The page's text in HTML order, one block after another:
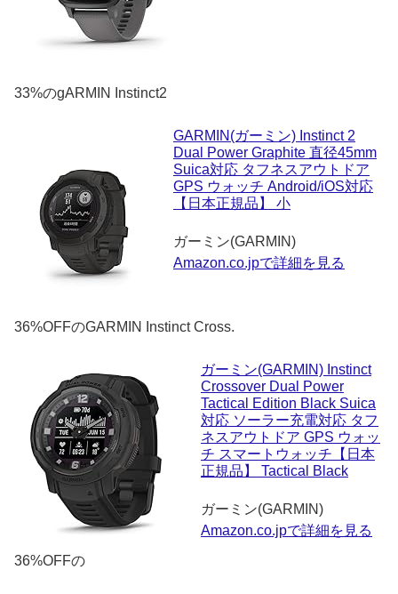
33%のgARMIN Instinct2
GARMIN(ガーミン) Instinct 2
Dual Power Graphite 直径45mm
Suica対応 タフネスアウトドア
GPS ウォッチ Android/iOS対応
【日本正規品】 小
ガーミン(GARMIN)
Amazon.co.jpで詳細を見る
36%OFFのGARMIN Instinct Cross.
ガーミン(GARMIN) Instinct
Crossover Dual Power
Tactical Edition Black Suica
対応 ソーラー充電対応 タフ
ネスアウトドア GPS ウォッ
チ スマートウォッチ【日本
正規品】 Tactical Black
ガーミン(GARMIN)
Amazon.co.jpで詳細を見る
36%OFFの